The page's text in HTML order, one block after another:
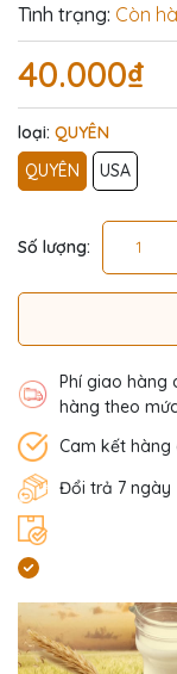
Tình trạng: Còn
40.000₫
loại: QUYÊN
QUYÊN
USA
Số lượng:
Phí giao hàng
hàng theo
Cam kết hàng
Đổi trả 7 ngày